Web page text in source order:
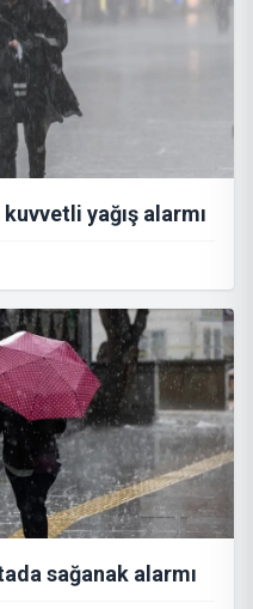
yağış alarmı
sağanak alarmı